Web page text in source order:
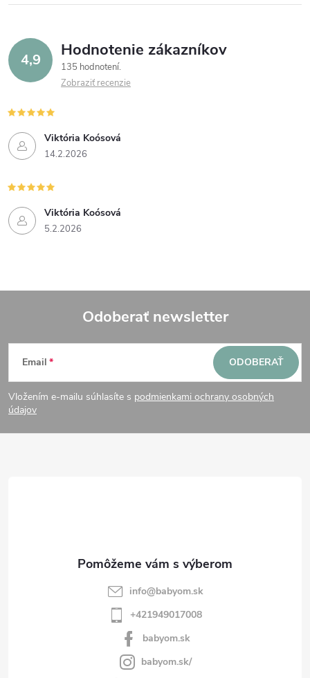
4,9 Hodnotenie zákazníkov
135 hodnotení
Zobraziť recenzie
Viktória Koósová
14.2.2026
Viktória Koósová
5.2.2026
Z
á
p
Odoberať newsletter
Email
Vložením e-mailu súhlasíte s podmienkami ochrany osobných
údajov
ODOBERAŤ
info@babyom.sk
+421949017008
babyom.sk
babyom.sk/